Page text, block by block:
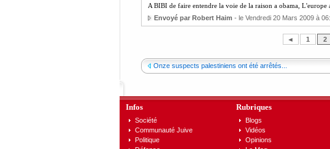
A BIBI de faire entendre la voie de la raison a obama, L'europe
Envoyé par Robert Haim - le Vendredi 20 Mars 2009 à
◄ 1 2
Onze suspects palestiniens ont été arrêtés...
Infos
Société
Communauté Juive
Politique
Rubriques
Blogs
Vidéos
Opinions